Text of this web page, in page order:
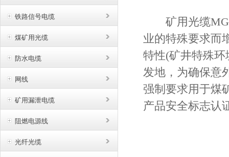
铁路信号电缆
煤矿用光缆
防水电缆
网线
矿用漏泄电缆
阻燃电源线
光纤光缆
矿用光缆
业的特殊要求而
特性(矿井特殊
发地，为确保意
强制要求用于煤
产品安全标志认